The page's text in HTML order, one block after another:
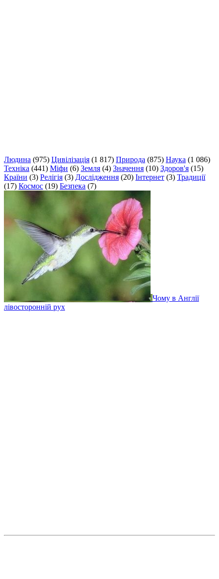
Людина (975) Цивілізація (1 817) Природа (875) Наука (1 086)
Техніка (441) Міфи (6) Земля (4) Значення (10) Здоров'я (15)
Країни (3) Релігія (3) Дослідження (20) Інтернет (3) Традиції
(17) Космос (19) Безпека (7)
Чому в Англії
лівосторонній рух